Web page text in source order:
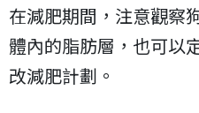
在減肥期間，注意觀察
體內的脂肪層，也可以
改減肥計劃。